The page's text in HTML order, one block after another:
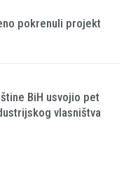
pokrenuli projekt
BiH usvojio pet
vlasništva